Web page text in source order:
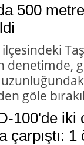
500
denetimde,
göle
100'de iki
çarpıştı: 1